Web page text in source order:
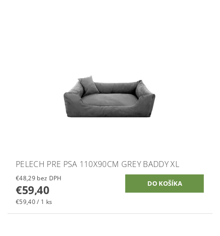
PELECH PRE PSA 110X90CM GREY BADDY XL
€48,29 bez DPH
€59,40
€59,40 / 1 ks